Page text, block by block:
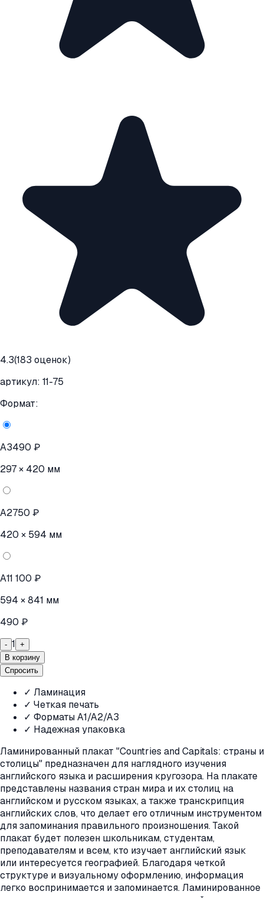
4.3(183 оценок)
артикул: 11-75
Формат:
A3490 ₽
297 × 420 мм
A2750 ₽
420 × 594 мм
A11 100 ₽
594 × 841 мм
490 ₽
- 1 +
В корзину
Спросить
✓ Ламинация
✓ Четкая печать
✓ Форматы A1/A2/A3
✓ Надежная упаковка
Ламинированный плакат "Countries and Capitals: страны и
столицы" предназначен для наглядного изучения
английского языка и расширения кругозора. На плакате
представлены названия стран мира и их столиц на
английском и русском языках, а также транскрипция
английских слов, что делает его отличным инструментом
для запоминания правильного произношения. Такой
плакат будет полезен школьникам, студентам,
преподавателям и всем, кто изучает английский язык
или интересуется географией. Благодаря четкой
структуре и визуальному оформлению, информация
легко воспринимается и запоминается. Ламинированное